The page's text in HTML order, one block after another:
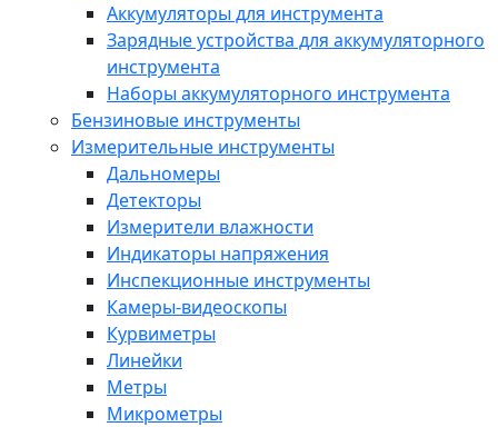
Аккумуляторы для инструмента
Зарядные устройства для аккумуляторного
инструмента
Наборы аккумуляторного инструмента
Бензиновые инструменты
Измерительные инструменты
Дальномеры
Детекторы
Измерители влажности
Индикаторы напряжения
Инспекционные инструменты
Камеры-видеоскопы
Курвиметры
Линейки
Метры
Микрометры